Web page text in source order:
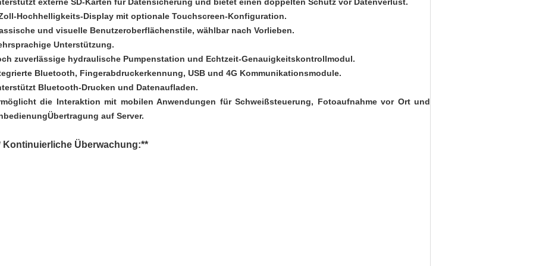
Hochhelligkeits-Display mit optionale Touchscreen-Konfiguration.
und visuelle Benutzeroberflächenstile, wählbar nach Vorlieben.
Unterstützung.
zuverlässige hydraulische Pumpenstation und Echtzeit-Genauigkeitskontrollmodul.
Bluetooth, Fingerabdruckerkennung, USB und 4G Kommunikationsmodule.
Bluetooth-Drucken und Datenaufladen.
die Interaktion mit mobilen Anwendungen für Schweißsteuerung, Fotoaufnahme vor Ort und
Übertragung auf Server.
Kontinuierliche Überwachung:**